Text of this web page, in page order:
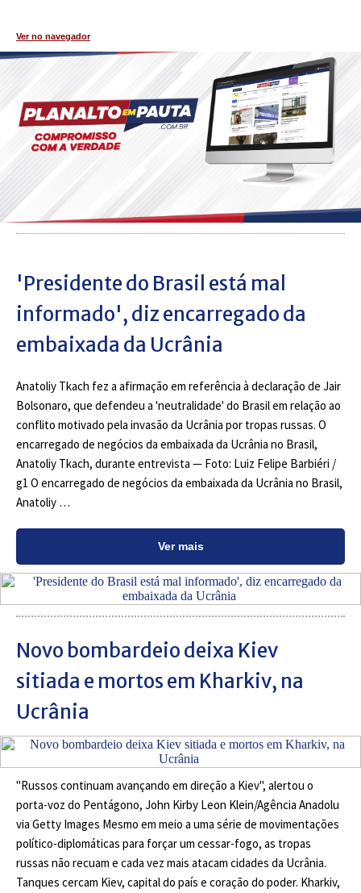
Ver no navegador
'Presidente do Brasil está mal
informado', diz encarregado da
embaixada da Ucrânia
Anatoliy Tkach fez a afirmação em referência à declaração de Jair
Bolsonaro, que defendeu a 'neutralidade' do Brasil em relação ao
conflito motivado pela invasão da Ucrânia por tropas russas. O
encarregado de negócios da embaixada da Ucrânia no Brasil,
Anatoliy Tkach, durante entrevista — Foto: Luiz Felipe Barbiéri /
g1 O encarregado de negócios da embaixada da Ucrânia no Brasil,
Anatoliy …
Ver mais
Novo bombardeio deixa Kiev
sitiada e mortos em Kharkiv, na
Ucrânia
"Russos continuam avançando em direção a Kiev", alertou o
porta-voz do Pentágono, John Kirby Leon Klein/Agência Anadolu
via Getty Images Mesmo em meio a uma série de movimentações
político-diplomáticas para forçar um cessar-fogo, as tropas
russas não recuam e cada vez mais atacam cidades da Ucrânia.
Tanques cercam Kiev, capital do país e coração do poder. Kharkiv,